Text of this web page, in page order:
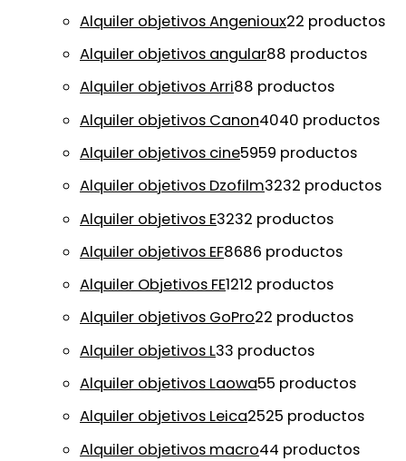
Alquiler objetivos Angenioux22 productos
Alquiler objetivos angular88 productos
Alquiler objetivos Arri88 productos
Alquiler objetivos Canon4040 productos
Alquiler objetivos cine5959 productos
Alquiler objetivos Dzofilm3232 productos
Alquiler objetivos E3232 productos
Alquiler objetivos EF8686 productos
Alquiler Objetivos FE1212 productos
Alquiler objetivos GoPro22 productos
Alquiler objetivos L33 productos
Alquiler objetivos Laowa55 productos
Alquiler objetivos Leica2525 productos
Alquiler objetivos macro44 productos